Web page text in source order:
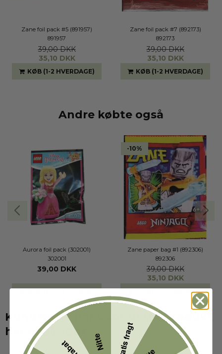
Zane foil pack #5 (891957)
891957
39,00 DKK
35,10 DKK
KØB (1-2 HVERDAGE)
Zane foil pack #7 (892173)
892173
39,00 DKK
35,10 DKK
KØB (1-2 HVERDAGE)
Andre købte også
Aurora foil pack (302001)
302001
39,00 DKK
-10%
Zane paper bag #1 (892306)
892306
39,00 DKK
35,10 DKK
KØB (1-2 HVERDAGE)
Kunder der har købt dette produkt
har også købt
Gratis fragt
Nitte